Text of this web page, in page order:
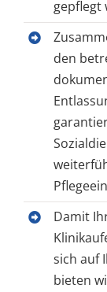
gepflegt
den
Damit
sich auf
bieten